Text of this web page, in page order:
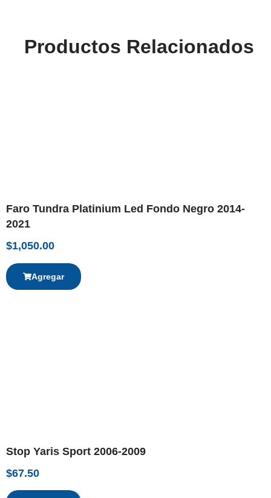
Productos Relacionados
Faro Tundra Platinium Led Fondo Negro 2014-
2021
$1,050.00
Agregar
Stop Yaris Sport 2006-2009
$67.50